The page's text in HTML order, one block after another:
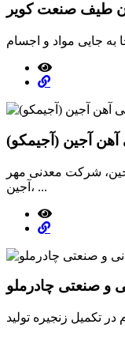
طیف صنعت کویر
جایی مواد و اجسام
آجین (آجیمکو)
شرکت معدنی مهر
آجین، ...
و صنعتی چادرملو
در تکمیل زنجیره تولید